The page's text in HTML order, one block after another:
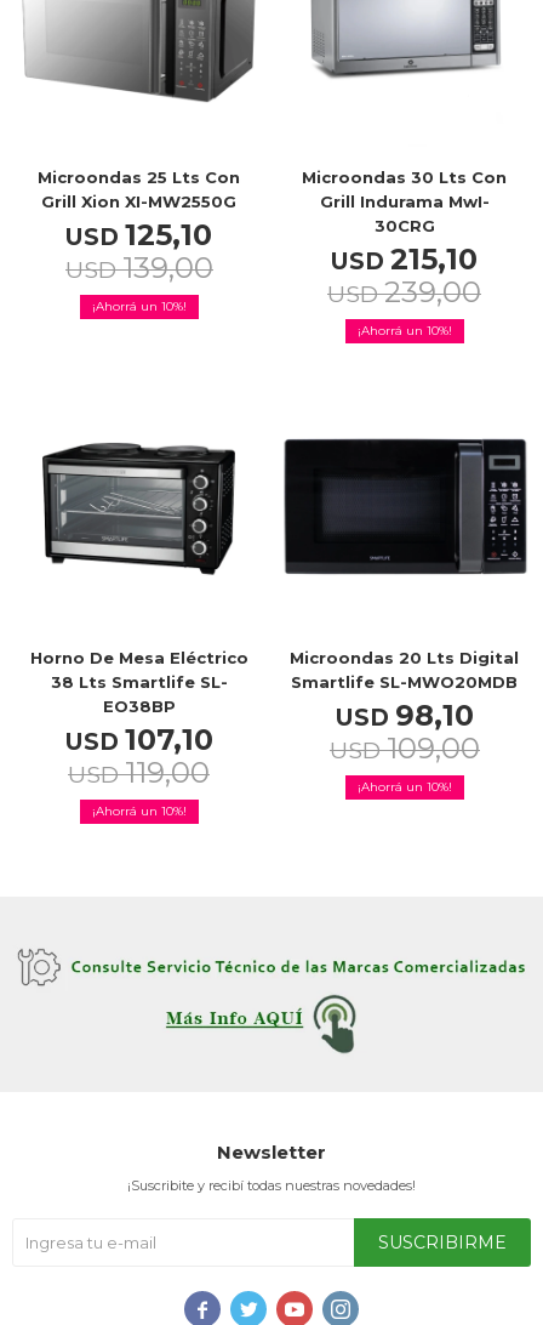
Microondas 25 Lts Con
Grill Xion XI-MW2550G
USD 125,10
USD 139,00
10
Microondas 30 Lts Con
Grill Indurama MwI-
30CRG
USD 215,10
USD 239,00
10
Horno De Mesa Eléctrico
38 Lts Smartlife SL-
EO38BP
USD 107,10
USD 119,00
10
Microondas 20 Lts Digital
Smartlife SL-MWO20MDB
USD 98,10
USD 109,00
10
Newsletter
¡Suscribite y recibí todas nuestras novedades!
SUSCRIBIRME
   